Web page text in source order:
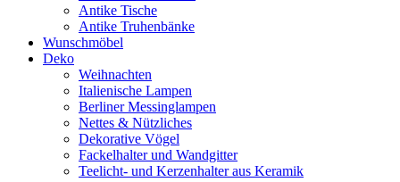
Antike Tische
Antike Truhenbänke
Wunschmöbel
Deko
Weihnachten
Italienische Lampen
Berliner Messinglampen
Nettes & Nützliches
Dekorative Vögel
Fackelhalter und Wandgitter
Teelicht- und Kerzenhalter aus Keramik